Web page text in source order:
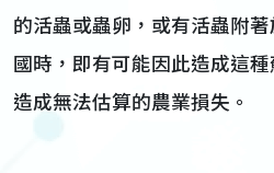
的活蟲或蟲卵，或有活蟲附
國時，即有可能因此造成這
造成無法估算的農業損失。